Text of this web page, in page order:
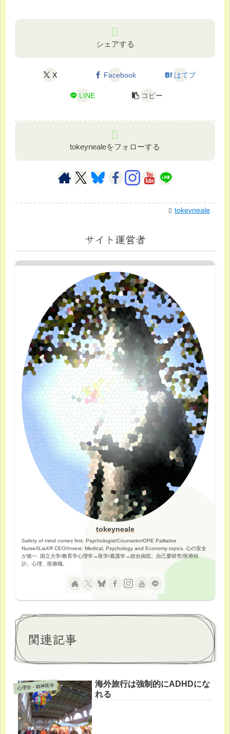
シェアする
X Facebook はてブ
LINE コピー
tokeynealeをフォローする
tokeyneale
サイト運営者
tokeyneale
Safety of mind comes first. Psychologist/Counselor/OPE Palliative
Nurse/ILiaXR CEO/Invest. Medical, Psychology and Economy topics. 心の安全
が第一. 国立大学/教育学心理学→医学/看護学→総合病院。自己愛研究/医療統
計。心理、医療職。
関連記事
心理学・精神医学
海外旅行は強制的にADHDにな
れる